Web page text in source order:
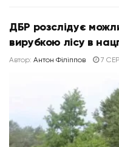
ДБР розслідує
вирубкою лісу в
Автор: Антон Філіппов 7